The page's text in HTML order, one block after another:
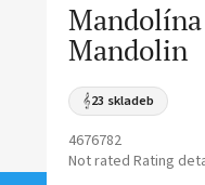
Mandolin
𝄞23 skladeb
4676782
The
Not rated Rating